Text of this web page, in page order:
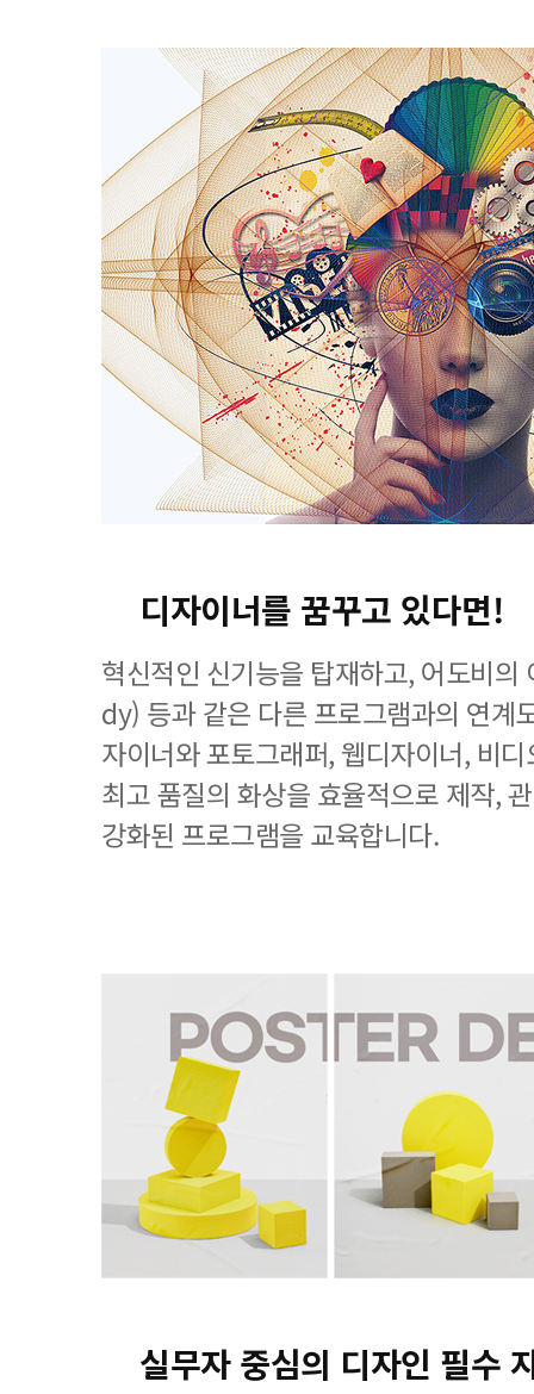
디자이너를 꿈꾸고 있다면!
혁신적인 신기능을 탑재하고, 어도비
dy) 등과 같은 다른 프로그램과의 연계
자이너와 포토그래퍼, 웹디자이너, 비
최고 품질의 화상을 효율적으로 제작,
강화된 프로그램을 교육합니다.
실무자 중심의 디자인 필수